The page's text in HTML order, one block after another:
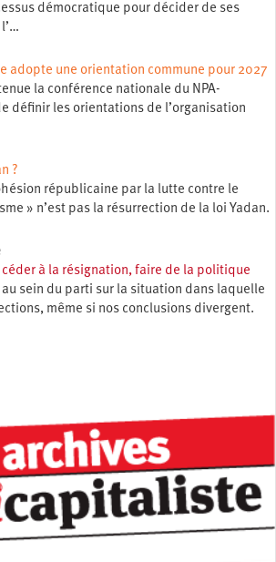
démocratique pour décider de ses
adopte une orientation commune pour 2027
la conférence nationale du NPA-
définir les orientations de l’organisation
?
républicaine par la lutte contre le
» n’est pas la résurrection de la loi Yadan.
à la résignation, faire de la politique
au sein du parti sur la situation dans laquelle
même si nos conclusions divergent.